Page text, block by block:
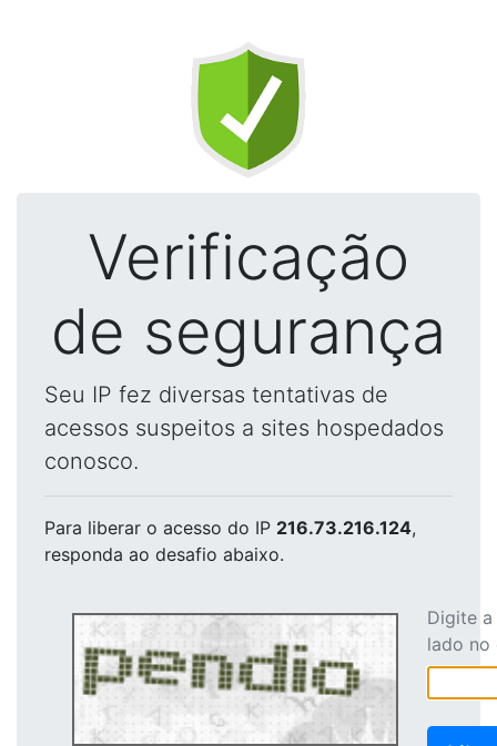
Verificação
de segurança
Seu IP fez diversas tentativas de
acessos suspeitos a sites hospedados
conosco.
Para liberar o acesso do IP 216.73.216.124,
responda ao desafio abaixo.
Digite
lado no